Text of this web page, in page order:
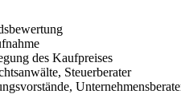
des Kaufpreises
Steuerberater